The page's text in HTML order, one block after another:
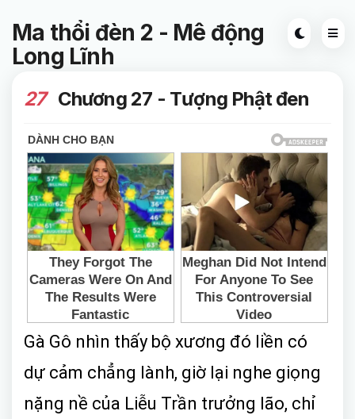
Ma thổi đèn 2 - Mê động
Long Lĩnh
27 Chương 27 - Tượng Phật đen
Gà Gô nhìn thấy bộ xương đó liền có
dự cảm chẳng lành, giờ lại nghe giọng
nặng nề của Liễu Trần trưởng lão, chỉ